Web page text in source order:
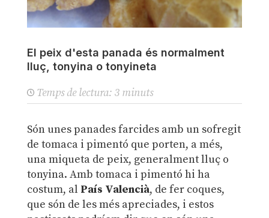
El peix d'esta panada és normalment
lluç, tonyina o tonyineta
Temps de lectura: 3 minuts
Són unes panades farcides amb un sofregit
de tomaca i pimentó que porten, a més,
una miqueta de peix, generalment lluç o
tonyina. Amb tomaca i pimentó hi ha
costum, al País Valencià, de fer coques,
que són de les més apreciades, i estos